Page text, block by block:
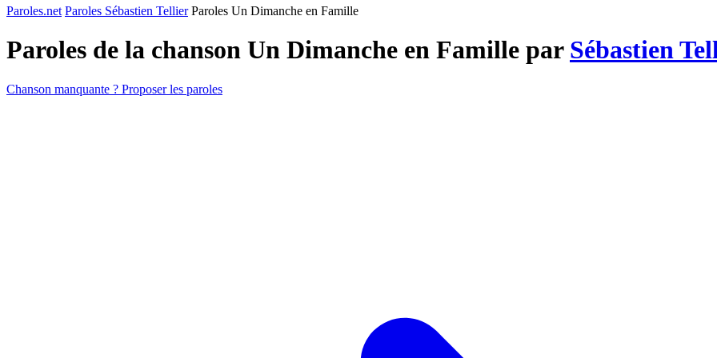
Paroles.net Paroles Sébastien Tellier Paroles Un Dimanche en Famille
Paroles de la chanson Un Dimanche en Famille par Sébastien
Chanson manquante ? Proposer les paroles